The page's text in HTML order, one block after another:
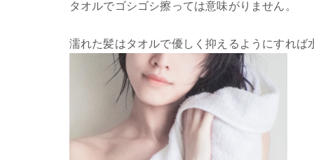
タオルでゴシゴシ擦っては意味がりません。
濡れた髪はタオルで優しく抑えるようにすれば